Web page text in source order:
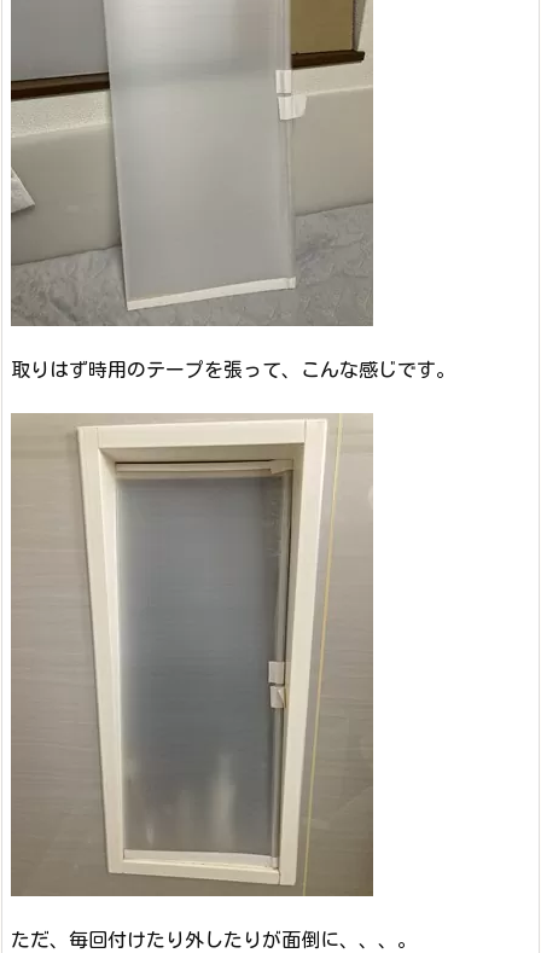
取りはず時用のテープを張って、こんな感じです。
ただ、毎回付けたり外したりが面倒に、、、。